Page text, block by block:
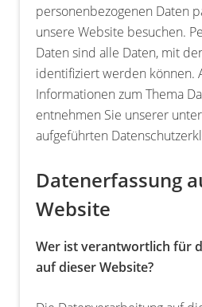
personenbezogenen Daten
unsere Website besuchen.
Daten sind alle Daten, mit
identifiziert werden können.
Informationen zum Thema
entnehmen Sie unserer
aufgeführten
Datenerfassung
Website
Wer ist verantwortlich für
auf dieser Website?